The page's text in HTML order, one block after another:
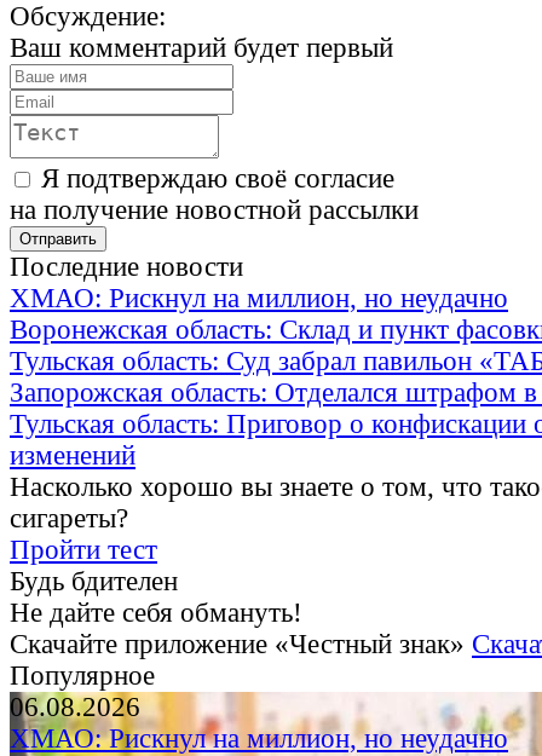
Обсуждение:
Ваш комментарий будет первый
Я подтверждаю своё согласие
на получение новостной рассылки
Последние новости
ХМАО: Рискнул на миллион, но неудачно
Воронежская область: Склад и пункт
Тульская область: Суд забрал павильон
Запорожская область: Отделался штрафом
Тульская область: Приговор о конфискации
изменений
Насколько хорошо вы знаете о том, что
сигареты?
Пройти тест
Будь бдителен
Не дайте себя обмануть!
Скачайте приложение «Честный знак»
Популярное
06.08.2026
ХМАО: Рискнул на миллион, но неудачно